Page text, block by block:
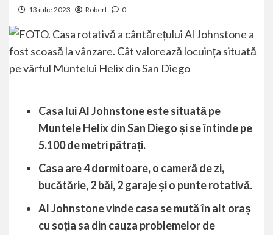
13 iulie 2023 Robert 0
Casa lui Al Johnstone este situată pe
Muntele Helix din San Diego și se întinde pe
5.100 de metri pătrați.
Casa are 4 dormitoare, o cameră de zi,
bucătărie, 2 băi, 2 garaje și o punte rotativă.
Al Johnstone vinde casa se mută în alt oraș
cu soția sa din cauza problemelor de